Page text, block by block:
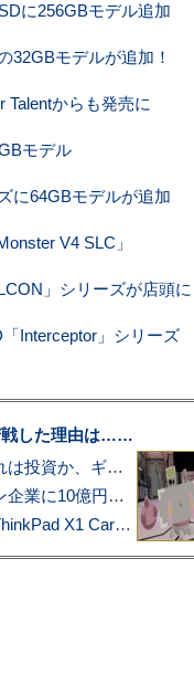
に256GBモデル追加
32GBモデルが追加！
からも発売に
モデル
に64GBモデルが追加
V4 SLC」
」シリーズが店頭に
Interceptor」シリーズ
戦した理由は……
プロ野球も対象に、急成長する「予測市場」 これは投資か、ギャンブルか
アマゾン配送を支える物流大手、ステーブルコイン企業に10億円投資のワケ
あこがれの旗艦モバイルノートPC最新モデル=「ThinkPad X1 Carbon Gen 14 Aura Edition」実機レビュー